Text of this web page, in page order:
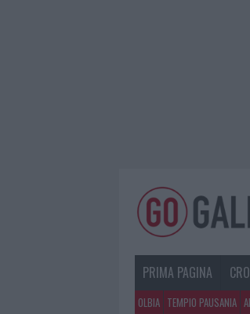
PRIMA PAGINA
OLBIA TEMPIO PAUSANIA